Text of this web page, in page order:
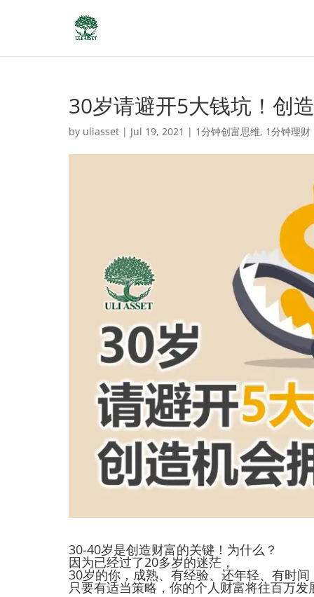
30岁请避开5大钱坑！创
by uliasset | Jul 19, 2021 | 1分钟创富思维, 1分钟理财
30-40岁是创造财富的关键！为什么？
因为已经过了20多岁的迷茫，
30岁的你，成熟、有经验、还年轻、有时间
只要有适当策略，你的个人财富将往百万发